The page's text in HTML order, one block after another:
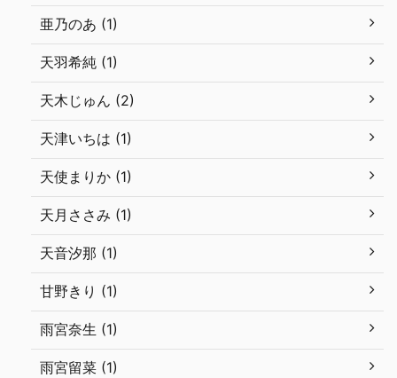
亜乃のあ (1)
天羽希純 (1)
天木じゅん (2)
天津いちは (1)
天使まりか (1)
天月ささみ (1)
天音汐那 (1)
甘野きり (1)
雨宮奈生 (1)
雨宮留菜 (1)